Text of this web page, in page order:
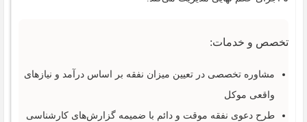
تخصص و خدمات:
مشاوره تخصصی در تعیین میزان نفقه بر اساس درآمد و نیازهای
واقعی موکل
طرح دعوی نفقه موقت و دائم با ضمیمه گزارش‌های کارشناسی